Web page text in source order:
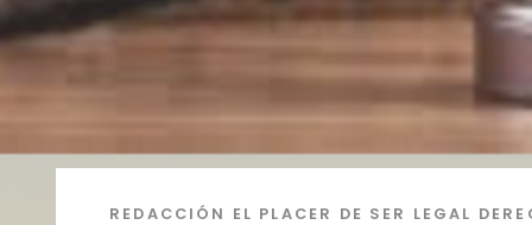
REDACCIÓN EL PLACER DE SER LEGAL